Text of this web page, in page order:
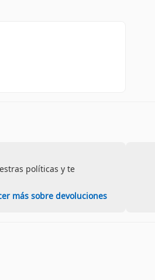
políticas y te
más sobre devoluciones